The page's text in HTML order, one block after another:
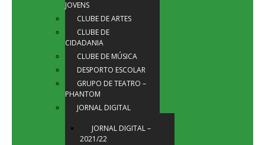
JOVENS
CLUBE DE ARTES
CLUBE DE
CIDADANIA
CLUBE DE MÚSICA
DESPORTO ESCOLAR
GRUPO DE TEATRO –
PHANTOM
JORNAL DIGITAL
JORNAL DIGITAL –
2021/22